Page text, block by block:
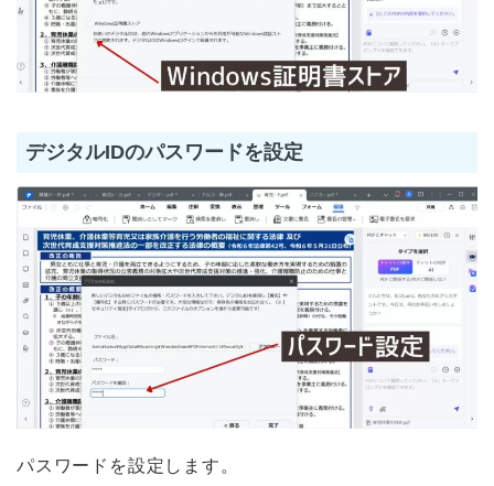
デジタルIDのパスワードを設定
パスワードを設定します。